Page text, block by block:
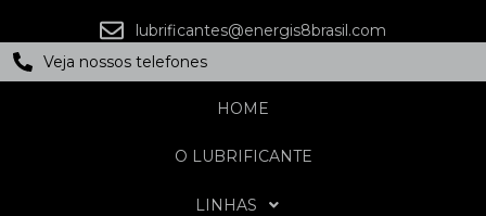
lubrificantes@energis8brasil.com
Veja nossos telefones
HOME
O LUBRIFICANTE
LINHAS